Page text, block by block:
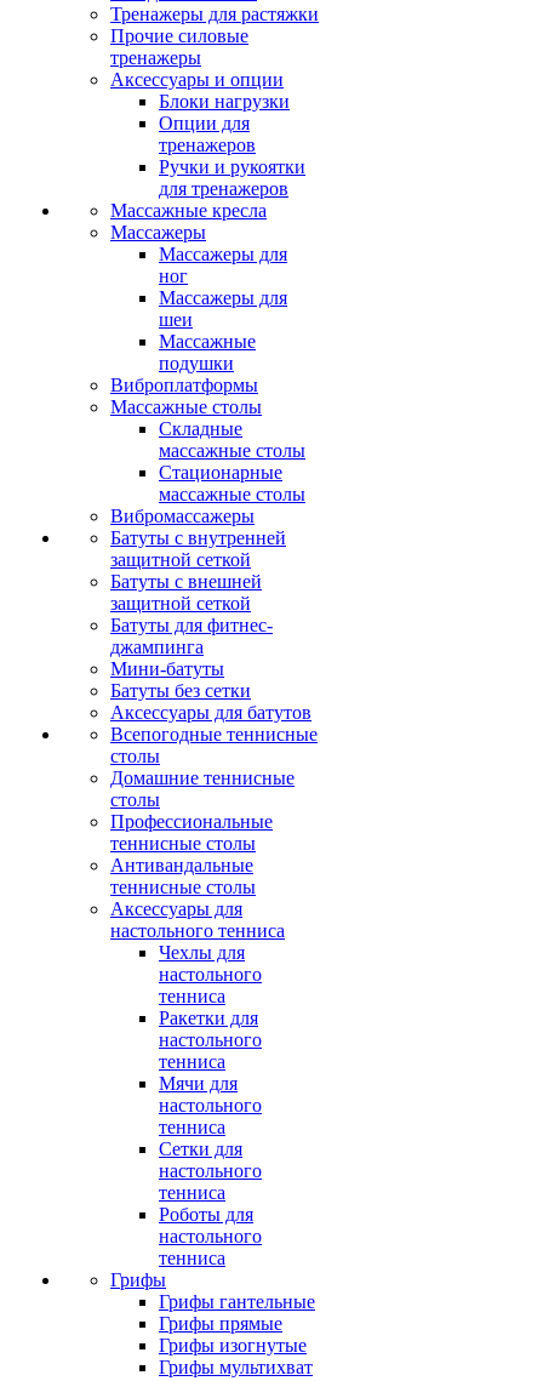
Тренажеры для растяжки
Прочие силовые
тренажеры
Аксессуары и опции
Блоки нагрузки
Опции для
тренажеров
Ручки и рукоятки
для тренажеров
Массажные кресла
Массажеры
Массажеры для
ног
Массажеры для
шеи
Массажные
подушки
Виброплатформы
Массажные столы
Складные
массажные столы
Стационарные
массажные столы
Вибромассажеры
Батуты с внутренней
защитной сеткой
Батуты с внешней
защитной сеткой
Батуты для фитнес-
джампинга
Мини-батуты
Батуты без сетки
Аксессуары для батутов
Всепогодные теннисные
столы
Домашние теннисные
столы
Профессиональные
теннисные столы
Антивандальные
теннисные столы
Аксессуары для
настольного тенниса
Чехлы для
настольного
тенниса
Ракетки для
настольного
тенниса
Мячи для
настольного
тенниса
Сетки для
настольного
тенниса
Роботы для
настольного
тенниса
Грифы
Грифы гантельные
Грифы прямые
Грифы изогнутые
Грифы мультихват